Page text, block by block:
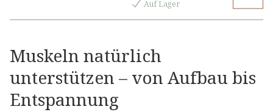
Auf Lager
Muskeln natürlich
unterstützen – von Aufbau bis
Entspannung